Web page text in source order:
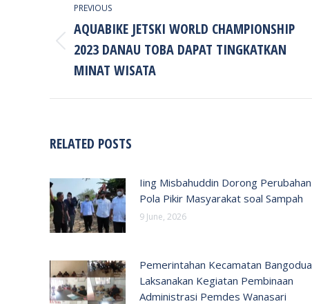
NAVIGATION
PREVIOUS
Previous
post:
AQUABIKE JETSKI WORLD CHAMPIONSHIP
2023 DANAU TOBA DAPAT TINGKATKAN
MINAT WISATA
RELATED POSTS
Iing Misbahuddin Dorong Perubahan
Pola Pikir Masyarakat soal Sampah
9 June, 2026
Pemerintahan Kecamatan Bangodua
Laksanakan Kegiatan Pembinaan
Administrasi Pemdes Wanasari